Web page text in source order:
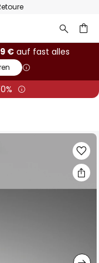
€auf fast alles